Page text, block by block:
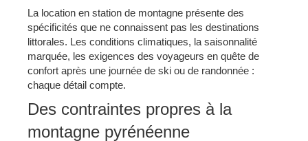
La location en station de montagne présente des
spécificités que ne connaissent pas les destinations
littorales. Les conditions climatiques, la saisonnalité
marquée, les exigences des voyageurs en quête de
confort après une journée de ski ou de randonnée :
chaque détail compte.
Des contraintes propres à la
montagne pyrénéenne